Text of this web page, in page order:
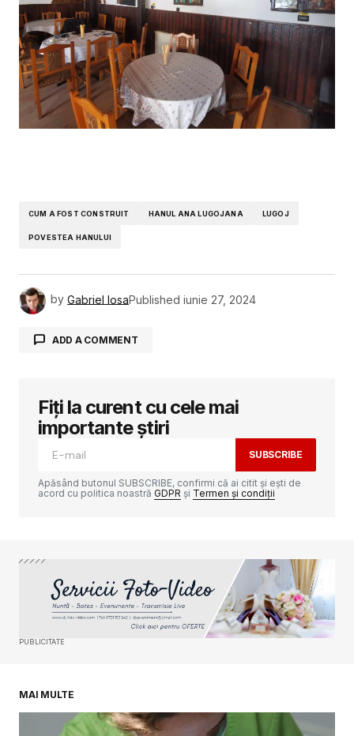
CUM A FOST CONSTRUIT HANUL ANA LUGOJANA LUGOJ
POVESTEA HANULUI
by Gabriel IosaPublished iunie 27, 2024
ADD A COMMENT
Adresa ta de email nu va fi publicată.
Câmpurile obligatorii sunt marcate cu
Your E-mail*
SUBMIT COMMENT
Fiți la curent cu cele mai
importante știri
SUBSCRIBE
Apăsând butonul SUBSCRIBE, confirmi că ai citit și ești de
acord cu politica noastră GDPR și Termen și condiții
PUBLICITATE
MAI MULTE